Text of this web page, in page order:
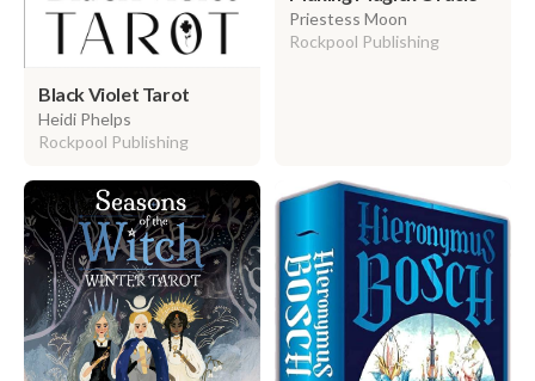
Black Violet Tarot
Heidi Phelps
Rockpool Publishing
Priestess Moon
Rockpool Publishing